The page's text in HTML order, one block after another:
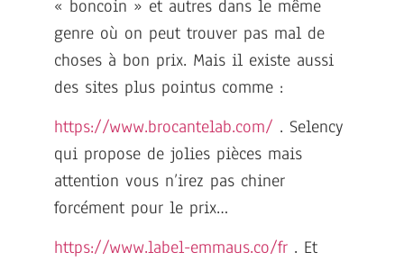
« boncoin » et autres dans le même
genre où on peut trouver pas mal de
choses à bon prix. Mais il existe aussi
des sites plus pointus comme :
https://www.brocantelab.com/ . Selency
qui propose de jolies pièces mais
attention vous n’irez pas chiner
forcément pour le prix…
https://www.label-emmaus.co/fr . Et